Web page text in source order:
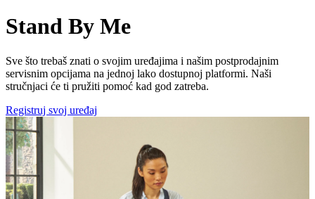
Stand By Me
Sve što trebaš znati o svojim uređajima i našim postprodajnim
servisnim opcijama na jednoj lako dostupnoj platformi. Naši
stručnjaci će ti pružiti pomoć kad god zatreba.
Registruj svoj uređaj